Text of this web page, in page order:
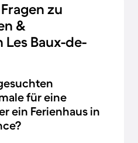
zu
&
Les Baux-de-
für eine
ein Ferienhaus in